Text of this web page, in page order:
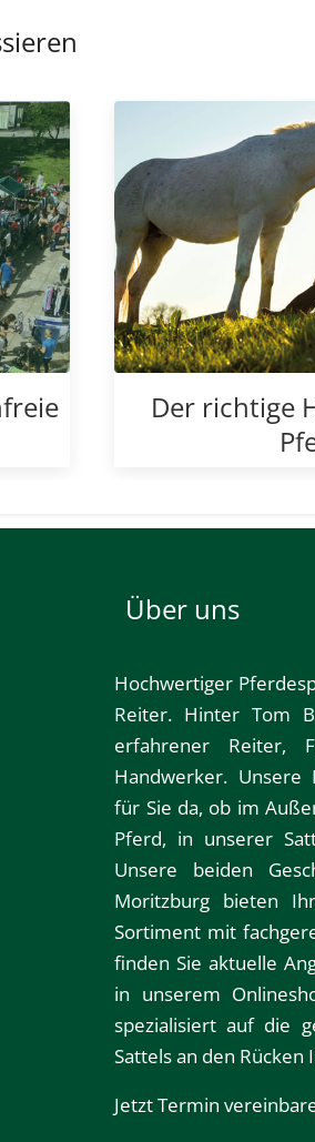
Der richtige
Über uns
Hochwertiger
Reiter. Hinter Tom
erfahrener Reiter,
Handwerker.
für Sie da, ob im
Pferd, in unserer
Unsere beiden
Moritzburg bieten
Sortiment mit
finden Sie aktuelle
in unserem
spezialisiert auf die
Sattels an den Rücken
Jetzt Termin